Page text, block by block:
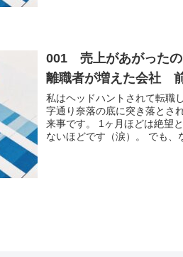
001 売上があがったの
離職者が増えた会社
私はヘッドハントされて転職
字通り奈落の底に突き落とされました。 いまからち
来事です。 1ヶ月ほどは絶望
ないほどです（涙）。 でも、